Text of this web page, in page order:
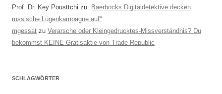
Prof. Dr. Key Pousttchi zu „Baerbocks Digitaldetektive decken
russische Lügenkampagne auf“
mgessat zu Verarsche oder Kleingedrucktes-Missverständnis? Du
bekommst KEINE Gratisaktie von Trade Republic
SCHLAGWÖRTER